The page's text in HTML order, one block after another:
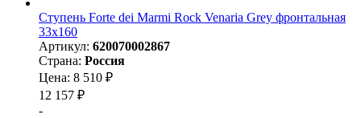
Ступень Forte dei Marmi Rock Venaria Grey фронтальная
33x160
Артикул: 620070002867
Страна: Россия
Цена: 8 510 ₽
12 157 ₽
-